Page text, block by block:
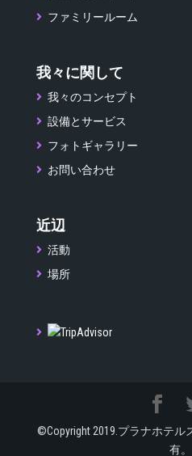
ファミリールーム
我々に関して
我々のコンセプト
設備とサービス
フォトギャラリー
お問い合わせ
近辺
活動
場所
©Copyright 2019.プラナホテ
有。